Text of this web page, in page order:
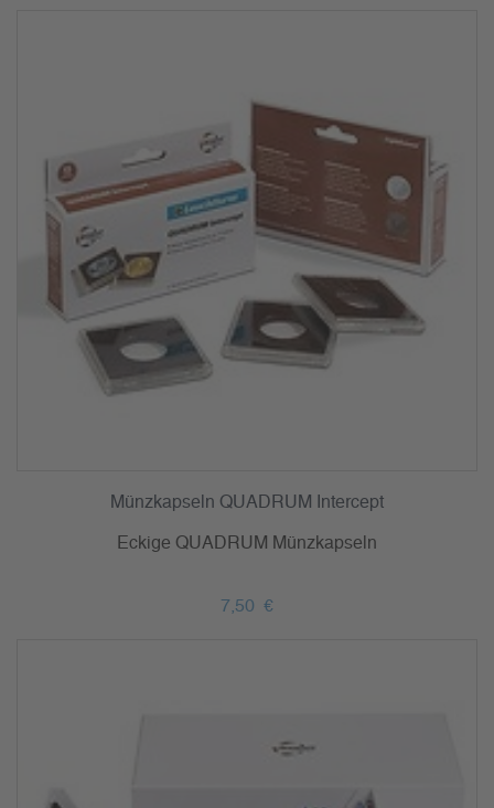
Münzkapseln QUADRUM Intercept
Eckige QUADRUM Münzkapseln
7,50 €